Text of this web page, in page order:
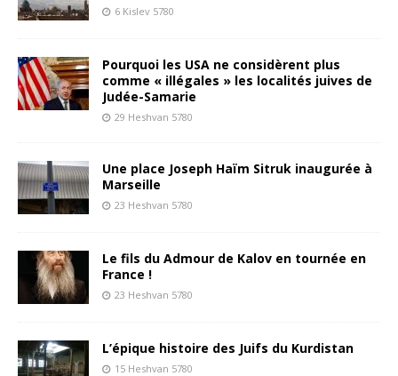
6 Kislev 5780
Pourquoi les USA ne considèrent plus
comme « illégales » les localités juives de
Judée-Samarie
29 Heshvan 5780
Une place Joseph Haïm Sitruk inaugurée à
Marseille
23 Heshvan 5780
Le fils du Admour de Kalov en tournée en
France !
23 Heshvan 5780
L’épique histoire des Juifs du Kurdistan
15 Heshvan 5780